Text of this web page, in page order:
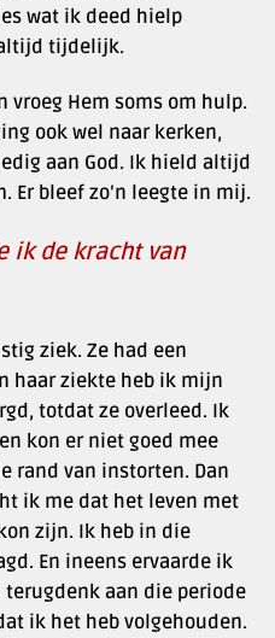
wat ik deed hielp
tijdelijk.
vroeg Hem soms om hulp.
ook wel naar kerken,
aan God. Ik hield altijd
Er bleef zo’n leegte in mij.
ik de kracht van
ziek. Ze had een
haar ziekte heb ik mijn
totdat ze overleed. Ik
kon er niet goed mee
rand van instorten. Dan
ik me dat het leven met
zijn. Ik heb in die
En ineens ervaarde ik
terugdenk aan die periode
ik het heb volgehouden.